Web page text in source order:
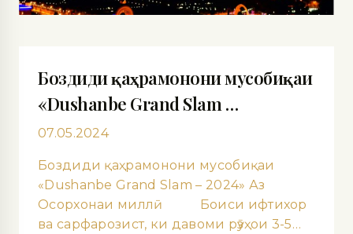
Боздиди қаҳрамонони мусобиқаи
«Dushanbe Grand Slam …
07.05.2024
Боздиди қаҳрамонони мусобиқаи
«Dushanbe Grand Slam – 2024» Аз
Осорхонаи миллӣ Боиси ифтихор
ва сарфарозист, ки давоми рӯзҳои 3-5…